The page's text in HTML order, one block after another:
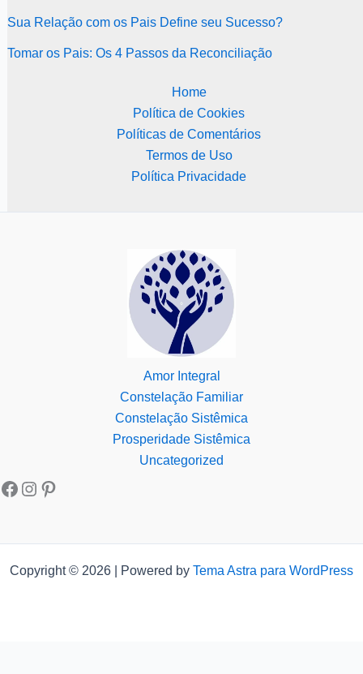
Sua Relação com os Pais Define seu Sucesso?
Tomar os Pais: Os 4 Passos da Reconciliação
Home
Política de Cookies
Políticas de Comentários
Termos de Uso
Política Privacidade
Amor Integral
Constelação Familiar
Constelação Sistêmica
Prosperidade Sistêmica
Uncategorized
Copyright © 2026 | Powered by Tema Astra para WordPress